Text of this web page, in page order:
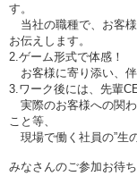
す。
当社の職種で、お客
お伝えします。
2.ゲーム形式で体感！
お客様に寄り添い、伴
3.ワーク後には、先輩
実際のお客様への関
こと等、
現場で働く社員の”生
みなさんのご参加お待